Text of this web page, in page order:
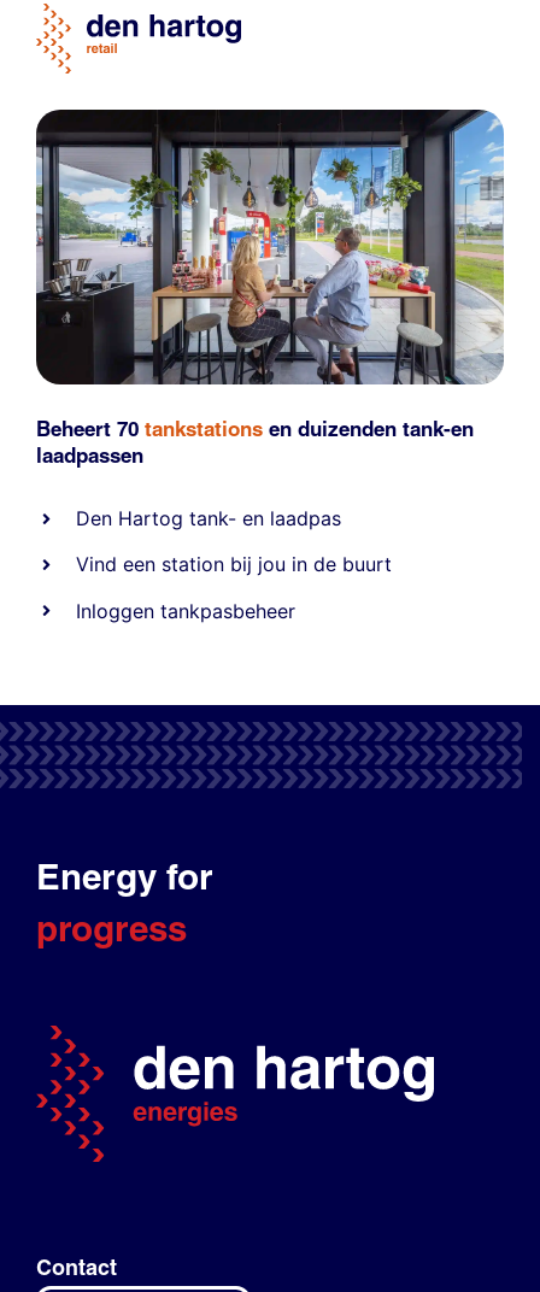
Beheert 70 tankstations en duizenden tank-en
laadpassen
Den Hartog tank- en laadpas
Vind een station bij jou in de buurt
Inloggen tankpasbeheer
Energy for
progress
Contact